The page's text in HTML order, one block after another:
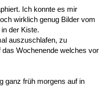
Ich konnte es mir
wirklich genug Bilder vom
der Kiste.
auszuschlafen, zu
Wochenende welches vor
ganz früh morgens auf in